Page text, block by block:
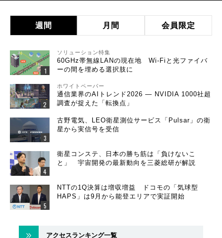
週間 月間 会員限定
ソリューション特集
60GHz帯無線LANの現在地 Wi-Fiと光ファイバ
ーの間を埋める選択肢に
ホワイトペーパー
通信業界のAIトレンド2026 ― NVIDIA 1000社超
調査が捉えた「転換点」
古野電気、LEO衛星測位サービス「Pulsar」の衛
星から実信号を受信
衛星コンステ、日本の勝ち筋は「負けないこ
と」 宇宙開発の最新動向を三菱総研が解説
NTTの1Q決算は増収増益 ドコモの「気球型
HAPS」は9月から能登エリアで実証開始
アクセスランキング一覧